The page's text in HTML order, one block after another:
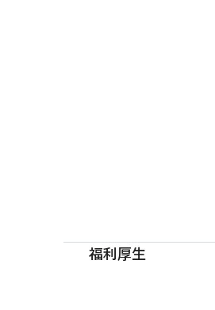
福利厚生